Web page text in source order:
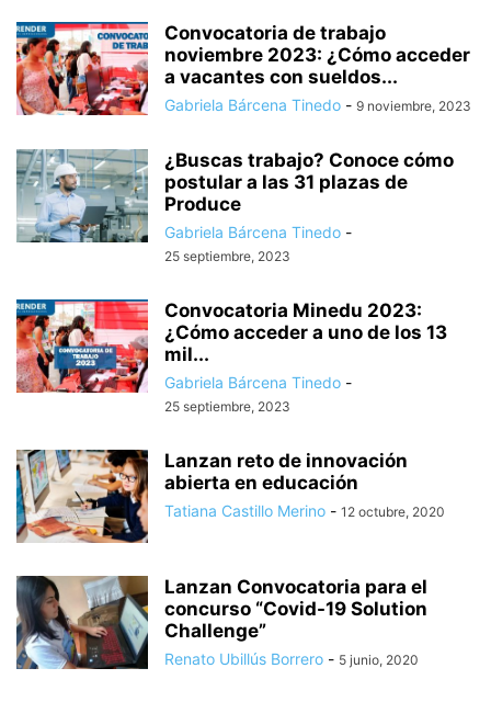
Convocatoria de trabajo
noviembre 2023: ¿Cómo acceder
a vacantes con sueldos...
Gabriela Bárcena Tinedo - 9 noviembre, 2023
¿Buscas trabajo? Conoce cómo
postular a las 31 plazas de
Produce
Gabriela Bárcena Tinedo -
25 septiembre, 2023
Convocatoria Minedu 2023:
¿Cómo acceder a uno de los 13
mil...
Gabriela Bárcena Tinedo -
25 septiembre, 2023
Lanzan reto de innovación
abierta en educación
Tatiana Castillo Merino - 12 octubre, 2020
Lanzan Convocatoria para el
concurso “Covid-19 Solution
Challenge”
Renato Ubillús Borrero - 5 junio, 2020